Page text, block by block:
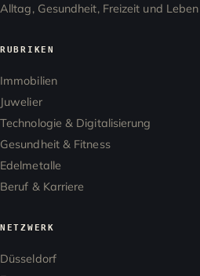
Alltag, Gesundheit, Freizeit und
RUBRIKEN
Immobilien
Juwelier
Technologie & Digitalisierung
Gesundheit & Fitness
Edelmetalle
Beruf & Karriere
NETZWERK
Düsseldorf